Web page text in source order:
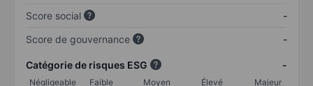
Score social
-
Score de gouvernance
-
Catégorie de risques ESG -
Négligeable Faible Moyen Élevé
Majeur